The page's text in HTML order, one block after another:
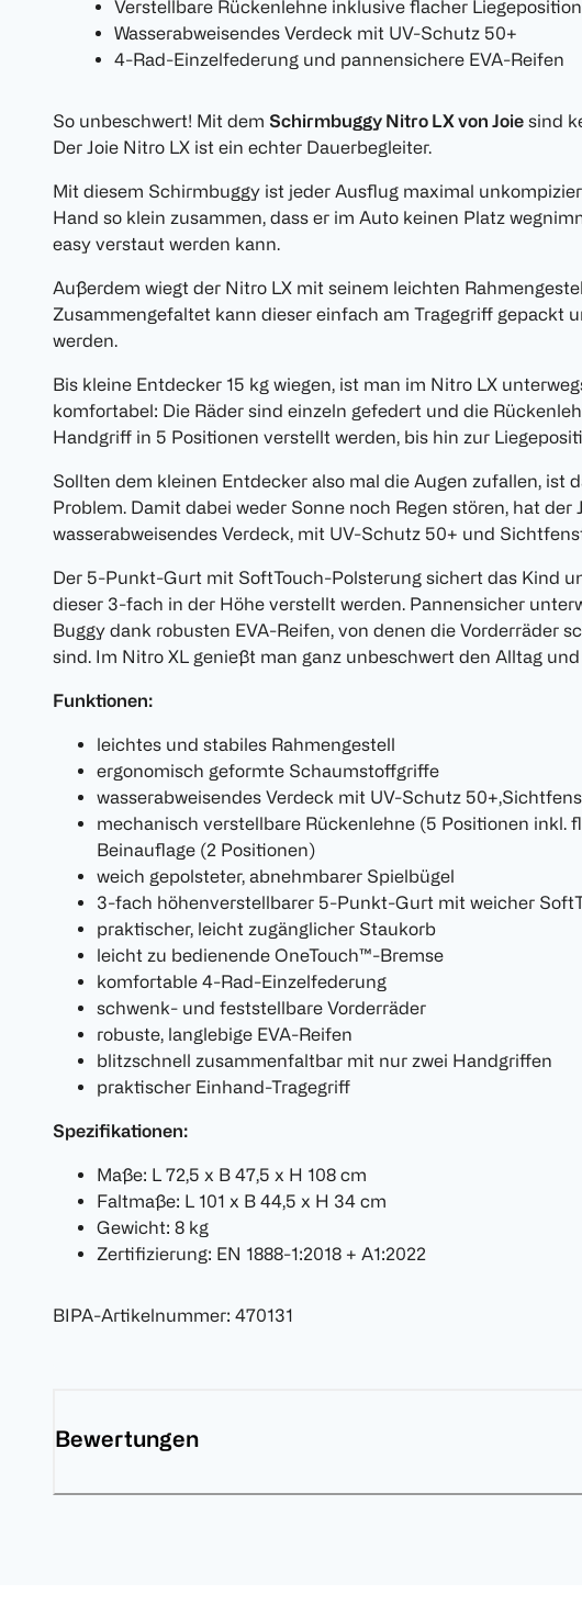
Verstellbare Rückenlehne inklusive flacher Liegeposition
Wasserabweisendes Verdeck mit UV-Schutz 50+
4-Rad-Einzelfederung und pannensichere EVA-Reifen
So unbeschwert! Mit dem Schirmbuggy Nitro LX von Joie sind
Der Joie Nitro LX ist ein echter Dauerbegleiter.
Mit diesem Schirmbuggy ist jeder Ausflug maximal
Hand so klein zusammen, dass er im Auto keinen Platz
easy verstaut werden kann.
Außerdem wiegt der Nitro LX mit seinem leichten
Zusammengefaltet kann dieser einfach am Tragegriff gepackt
werden.
Bis kleine Entdecker 15 kg wiegen, ist man im Nitro LX
komfortabel: Die Räder sind einzeln gefedert und die
Handgriff in 5 Positionen verstellt werden, bis hin zur
Sollten dem kleinen Entdecker also mal die Augen zufallen, ist
Problem. Damit dabei weder Sonne noch Regen stören, hat der
wasserabweisendes Verdeck, mit UV-Schutz 50+ und
Der 5-Punkt-Gurt mit SoftTouch-Polsterung sichert das Kind
dieser 3-fach in der Höhe verstellt werden. Pannensicher
Buggy dank robusten EVA-Reifen, von denen die Vorderräder
sind. Im Nitro XL genießt man ganz unbeschwert den Alltag
Funktionen:
leichtes und stabiles Rahmengestell
ergonomisch geformte Schaumstoffgriffe
wasserabweisendes Verdeck mit UV-Schutz
mechanisch verstellbare Rückenlehne (5 Positionen inkl.
Beinauflage (2 Positionen)
weich gepolsteter, abnehmbarer Spielbügel
3-fach höhenverstellbarer 5-Punkt-Gurt mit weicher
praktischer, leicht zugänglicher Staukorb
leicht zu bedienende OneTouch™-Bremse
komfortable 4-Rad-Einzelfederung
schwenk- und feststellbare Vorderräder
robuste, langlebige EVA-Reifen
blitzschnell zusammenfaltbar mit nur zwei Handgriffen
praktischer Einhand-Tragegriff
Spezifikationen:
Maße: L 72,5 x B 47,5 x H 108 cm
Faltmaße: L 101 x B 44,5 x H 34 cm
Gewicht: 8 kg
Zertifizierung: EN 1888-1:2018 + A1:2022
BIPA-Artikelnummer: 470131
Bewertungen